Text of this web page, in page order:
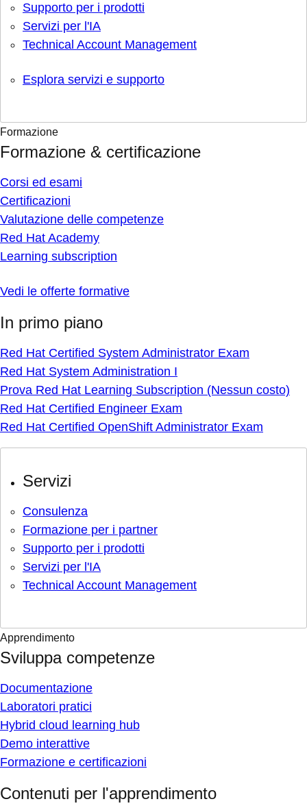
Supporto per i prodotti
Servizi per l'IA
Technical Account Management
Esplora servizi e supporto
Formazione
Formazione & certificazione
Corsi ed esami
Certificazioni
Valutazione delle competenze
Red Hat Academy
Learning subscription
Vedi le offerte formative
In primo piano
Red Hat Certified System Administrator Exam
Red Hat System Administration I
Prova Red Hat Learning Subscription (Nessun costo)
Red Hat Certified Engineer Exam
Red Hat Certified OpenShift Administrator Exam
Servizi
Consulenza
Formazione per i partner
Supporto per i prodotti
Servizi per l'IA
Technical Account Management
Apprendimento
Sviluppa competenze
Documentazione
Laboratori pratici
Hybrid cloud learning hub
Demo interattive
Formazione e certificazioni
Contenuti per l'apprendimento